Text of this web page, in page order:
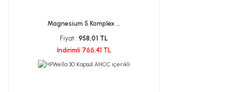
Magnesium 5 Komplex ...
Fiyat : 958,01 TL
İndirimli 766,41 TL